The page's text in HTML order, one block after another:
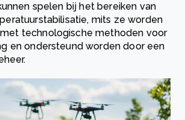
spelen bij het bereiken van
mits ze worden
technologische methoden voor
en ondersteund worden door een